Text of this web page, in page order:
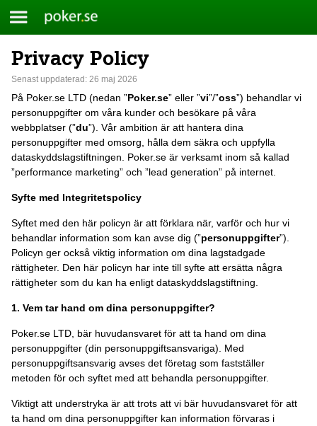
Skip
to
content
Meny
Poker.se
Privacy Policy
Senast uppdaterad: 26 maj 2026
På Poker.se LTD (nedan ”Poker.se” eller ”vi”/”oss”) behandlar vi
personuppgifter om våra kunder och besökare på våra
webbplatser (”du”). Vår ambition är att hantera dina
personuppgifter med omsorg, hålla dem säkra och uppfylla
dataskyddslagstiftningen. Poker.se är verksamt inom så kallad
”performance marketing” och ”lead generation” på internet.
Syfte med Integritetspolicy
Syftet med den här policyn är att förklara när, varför och hur vi
behandlar information som kan avse dig (”personuppgifter”).
Policyn ger också viktig information om dina lagstadgade
rättigheter. Den här policyn har inte till syfte att ersätta några
rättigheter som du kan ha enligt dataskyddslagstiftning.
1. Vem tar hand om dina personuppgifter?
Poker.se LTD, bär huvudansvaret för att ta hand om dina
personuppgifter (din personuppgiftsansvariga). Med
personuppgiftsansvarig avses det företag som fastställer
metoden för och syftet med att behandla personuppgifter.
Viktigt att understryka är att trots att vi bär huvudansvaret för att
ta hand om dina personuppgifter kan information förvaras i